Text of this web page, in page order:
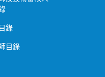
錄
目錄